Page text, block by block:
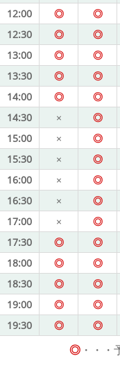
12:00
◎ ◎
12:30
◎ ◎
13:00
◎ ◎
13:30
◎ ◎
14:00
◎ ◎
14:30
× ◎
15:00
× ◎
15:30
× ◎
16:00
× ◎
16:30
× ◎
17:00
× ◎
17:30
◎ ◎
18:00
◎ ◎
18:30
◎ ◎
19:00
◎ ◎
19:30
◎ ◎
◎・・・